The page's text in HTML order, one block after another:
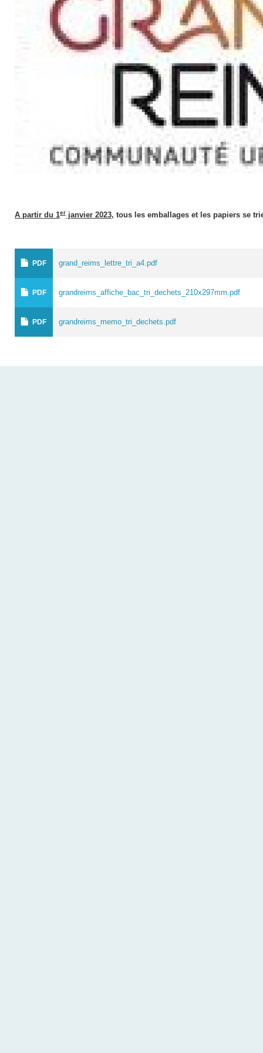
A partir du 1er janvier 2023, tous les emballages et les papiers se
PDF grand_reims_lettre_tri_a4.pdf
PDF grandreims_affiche_bac_tri_dechets_210x297mm.pdf
PDF grandreims_memo_tri_dechets.pdf